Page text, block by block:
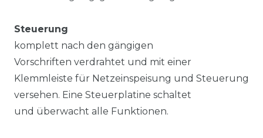
Steuerung
komplett nach den gängigen
Vorschriften verdrahtet und mit einer
Klemmleiste für Netzeinspeisung und Steuerung
versehen. Eine Steuerplatine schaltet
und überwacht alle Funktionen.